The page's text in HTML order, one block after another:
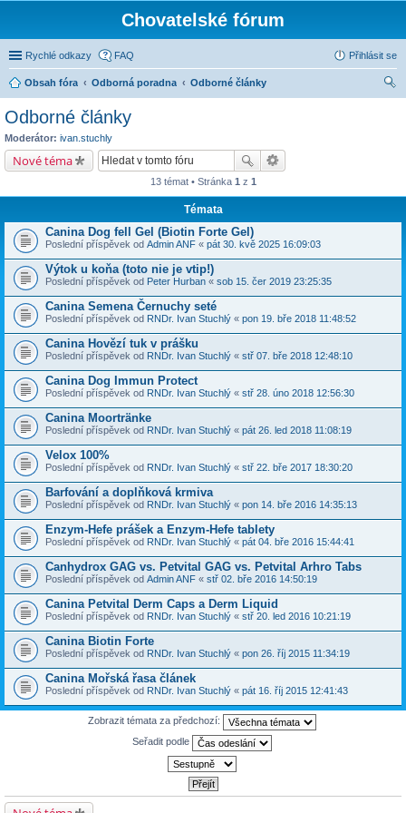
Chovatelské fórum
Rychlé odkazy FAQ Přihlásit se
Obsah fóra Odborná poradna
Odborné články
Odborné články
Moderátor: ivan.stuchly
Nové téma
13 témat • Stránka 1 z 1
Témata
Canina Dog fell Gel (Biotin Forte Gel)
Poslední příspěvek od Admin ANF « pát 30. kvě 2025 16:09:03
Výtok u koňa (toto nie je vtip!)
Poslední příspěvek od Peter Hurban « sob 15. čer 2019 23:25:35
Canina Semena Černuchy seté
Poslední příspěvek od RNDr. Ivan Stuchlý « pon 19. bře 2018 11:48:52
Canina Hovězí tuk v prášku
Poslední příspěvek od RNDr. Ivan Stuchlý « stř 07. bře 2018 12:48:10
Canina Dog Immun Protect
Poslední příspěvek od RNDr. Ivan Stuchlý « stř 28. úno 2018 12:56:30
Canina Moortränke
Poslední příspěvek od RNDr. Ivan Stuchlý « pát 26. led 2018 11:08:19
Velox 100%
Poslední příspěvek od RNDr. Ivan Stuchlý « stř 22. bře 2017 18:30:20
Barfování a doplňková krmiva
Poslední příspěvek od RNDr. Ivan Stuchlý « pon 14. bře 2016 14:35:13
Enzym-Hefe prášek a Enzym-Hefe tablety
Poslední příspěvek od RNDr. Ivan Stuchlý « pát 04. bře 2016 15:44:41
Canhydrox GAG vs. Petvital GAG vs. Petvital Arhro Tabs
Poslední příspěvek od Admin ANF « stř 02. bře 2016 14:50:19
Canina Petvital Derm Caps a Derm Liquid
Poslední příspěvek od RNDr. Ivan Stuchlý « stř 20. led 2016 10:21:19
Canina Biotin Forte
Poslední příspěvek od RNDr. Ivan Stuchlý « pon 26. říj 2015 11:34:19
Canina Mořská řasa článek
Poslední příspěvek od RNDr. Ivan Stuchlý « pát 16. říj 2015 12:41:43
Zobrazit témata za předchozí:
Seřadit podle